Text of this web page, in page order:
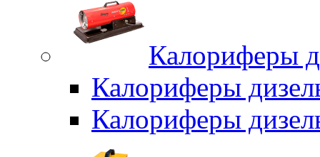
Калориферы
Калориферы
Калориферы